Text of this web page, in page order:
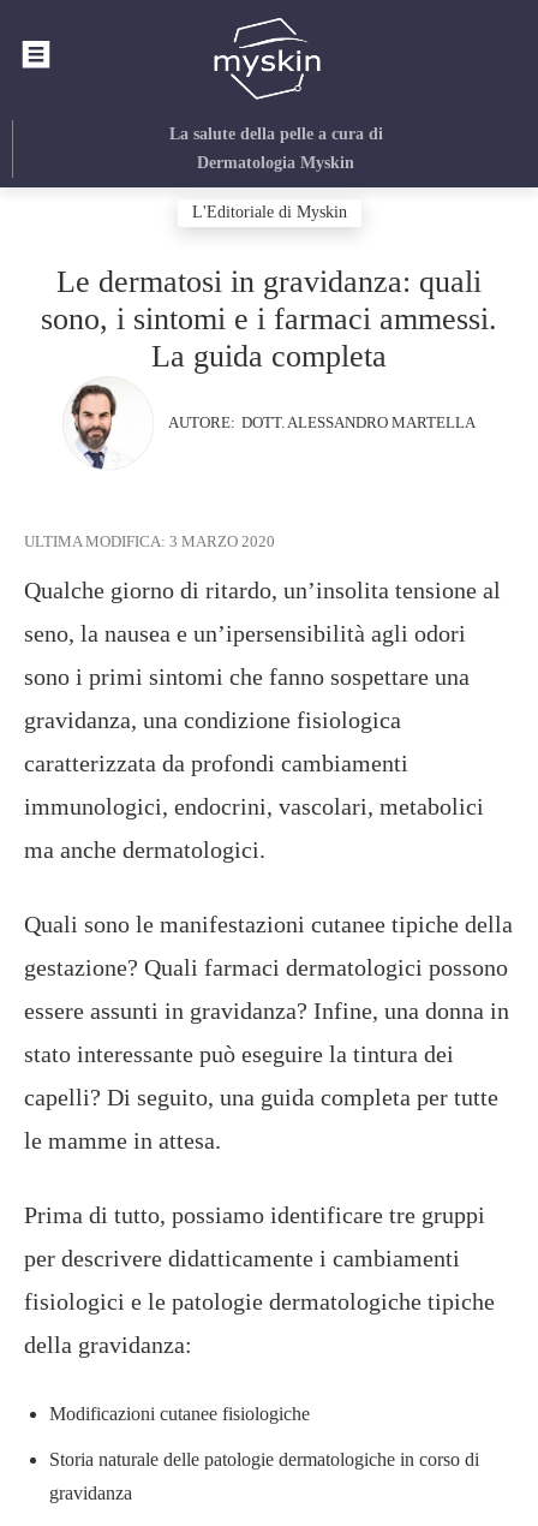
La salute della pelle a cura di
Dermatologia Myskin
L'Editoriale di Myskin
Le dermatosi in gravidanza: quali
sono, i sintomi e i farmaci ammessi.
La guida completa
AUTORE: DOTT. ALESSANDRO MARTELLA
ULTIMA MODIFICA: 3 MARZO 2020
Qualche giorno di ritardo, un’insolita tensione al
seno, la nausea e un’ipersensibilità agli odori
sono i primi sintomi che fanno sospettare una
gravidanza, una condizione fisiologica
caratterizzata da profondi cambiamenti
immunologici, endocrini, vascolari, metabolici
ma anche dermatologici.
Quali sono le manifestazioni cutanee tipiche della
gestazione? Quali farmaci dermatologici possono
essere assunti in gravidanza? Infine, una donna in
stato interessante può eseguire la tintura dei
capelli? Di seguito, una guida completa per tutte
le mamme in attesa.
Prima di tutto, possiamo identificare tre gruppi
per descrivere didatticamente i cambiamenti
fisiologici e le patologie dermatologiche tipiche
della gravidanza:
Modificazioni cutanee fisiologiche
Storia naturale delle patologie dermatologiche in corso di
gravidanza